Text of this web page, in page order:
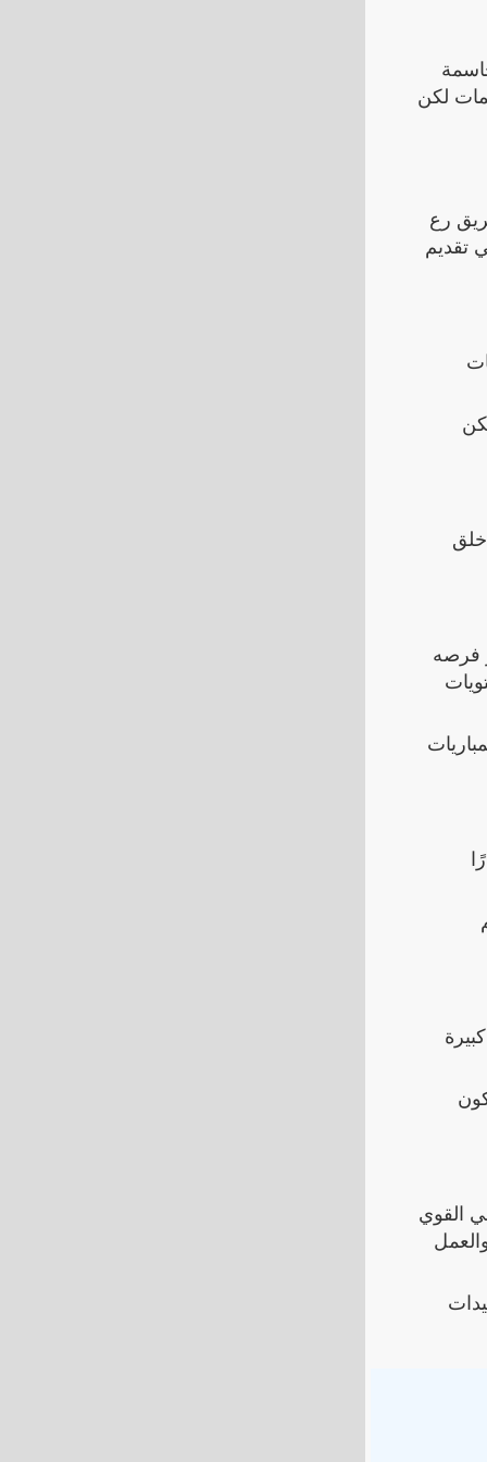
الرد بعدة هجمات لكن
رع
تقديم
خلق
بمقدار 3 نقاط، مما يعزز فرصه
القوي